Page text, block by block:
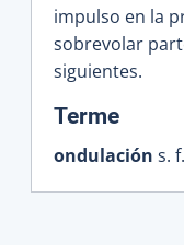
impulso en la
sobrevolar
siguientes.
Terme:
ondulación s. f.